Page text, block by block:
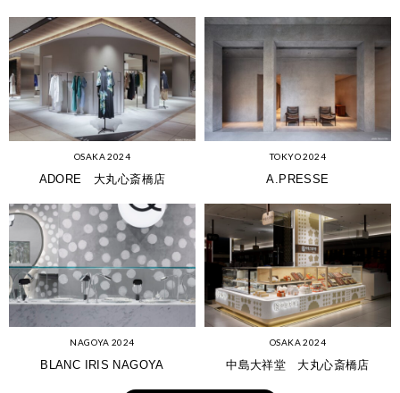
OSAKA 2024
ADORE 大丸心斎橋店
TOKYO 2024
A.PRESSE
NAGOYA 2024
BLANC IRIS NAGOYA
OSAKA 2024
中島大祥堂 大丸心斎橋店